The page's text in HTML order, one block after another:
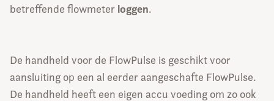
betreffende flowmeter loggen.
De handheld voor de FlowPulse is geschikt voor
aansluiting op een al eerder aangeschafte FlowPulse.
De handheld heeft een eigen accu voeding om zo ook